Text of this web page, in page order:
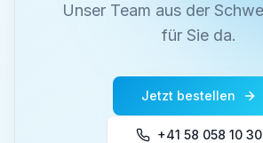
Unser Team aus der
für Sie da.
Jetzt bestellen
+41 58 058 10 30